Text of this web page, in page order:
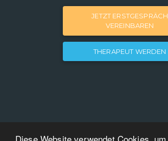
Diese Website verwendet Cookies,
JETZT ERSTGESPRÄCH
VEREINBAREN
THERAPEUT WERDEN